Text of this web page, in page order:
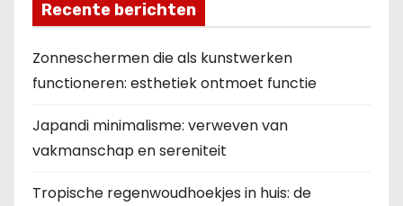
Recente berichten
Zonneschermen die als kunstwerken
functioneren: esthetiek ontmoet functie
Japandi minimalisme: verweven van
vakmanschap en sereniteit
Tropische regenwoudhoekjes in huis: de